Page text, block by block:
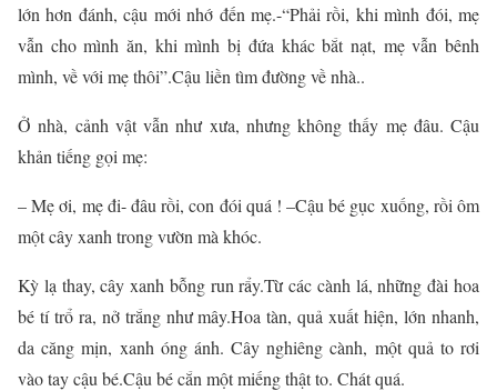
lớn hơn đánh, cậu mới nhớ đến mẹ.-“Phải rồi, khi mình đói, mẹ
vẫn cho mình ăn, khi mình bị đứa khác bắt nạt, mẹ vẫn bênh
mình, về với mẹ thôi”.Cậu liền tìm đường về nhà..
Ở nhà, cảnh vật vẫn như xưa, nhưng không thấy mẹ đâu. Cậu
khản tiếng gọi mẹ:
– Mẹ ơi, mẹ đi- đâu rồi, con đói quá ! –Cậu bé gục xuống, rồi ôm
một cây xanh trong vườn mà khóc.
Kỳ lạ thay, cây xanh bỗng run rẩy.Từ các cành lá, những đài hoa
bé tí trổ ra, nở trắng như mây.Hoa tàn, quả xuất hiện, lớn nhanh,
da căng mịn, xanh óng ánh. Cây nghiêng cành, một quả to rơi
vào tay cậu bé.Cậu bé cắn một miếng thật to. Chát quá.